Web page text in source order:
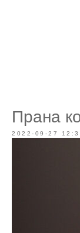
Прана
2022-09-27